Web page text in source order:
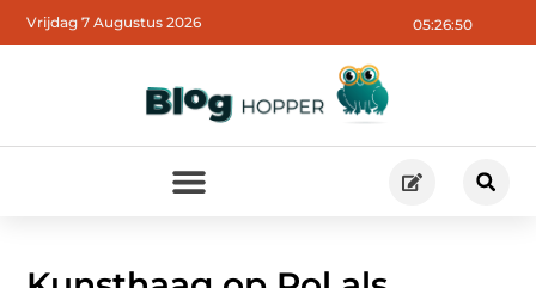
05:26:50
Vrijdag 7 Augustus 2026